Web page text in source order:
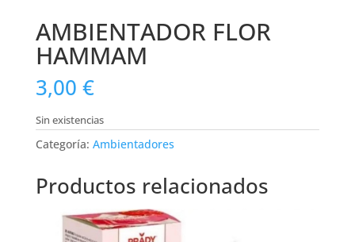
AMBIENTADOR FLOR
HAMMAM
3,00 €
Sin existencias
Categoría: Ambientadores
Productos relacionados